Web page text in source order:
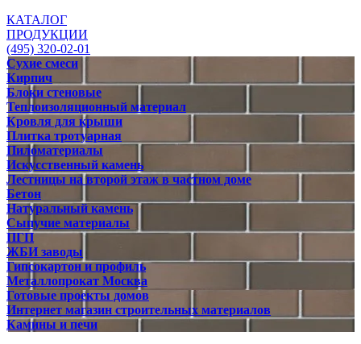
КАТАЛОГ
ПРОДУКЦИИ
(495) 320-02-01
Сухие смеси
Кирпич
Блоки стеновые
Теплоизоляционный материал
Кровля для крыши
Плитка тротуарная
Пиломатериалы
Искусственный камень
Лестницы на второй этаж в частном доме
Бетон
Натуральный камень
Сыпучие материалы
ПГП
ЖБИ заводы
Гипсокартон и профиль
Металлопрокат Москва
Готовые проекты домов
Интернет магазин строительных материалов
Камины и печи